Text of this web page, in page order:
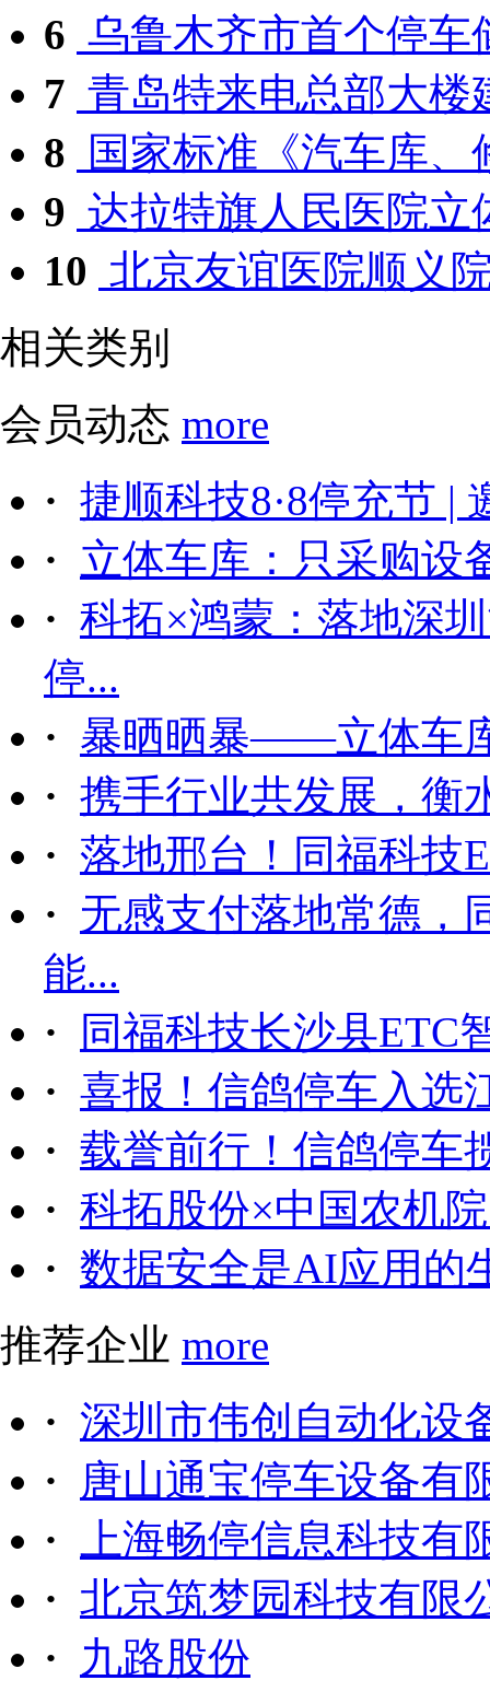
6 乌鲁木齐市首个停车
7 青岛特来电总部大楼
8
国家标准《汽车库、
9 达拉特旗人民医院立
10 北京友谊医院顺义
相关类别
会员动态 more
· 捷顺科技8·8停充节 |
· 立体车库：只采购设
· 科拓×鸿蒙：落地深
停...
· 暴晒晒暴——立体车
· 携手行业共发展，衡
· 落地邢台！同福科技
· 无感支付落地常德，
能...
·
同福科技长沙县ETC
· 喜报！信鸽停车入选
· 载誉前行！信鸽停车
· 科拓股份×中国农机
· 数据安全是AI应用的
推荐企业 more
· 深圳市伟创自动化设
·
唐山通宝停车设备有
·
上海畅停信息科技有
· 北京筑梦园科技有限
·
九路股份